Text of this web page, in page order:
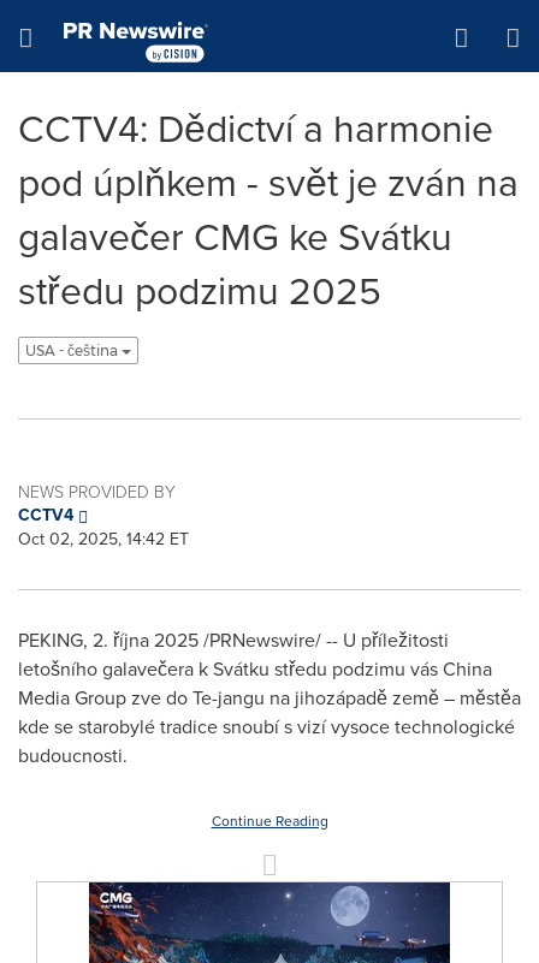
Hamburger menu
CCTV4: Dědictví a harmonie
pod úplňkem - svět je zván na
galavečer CMG ke Svátku
středu podzimu 2025
USA - čeština
NEWS PROVIDED BY
CCTV4
Oct 02, 2025, 14:42 ET
PEKING, 2. října 2025/PRNewswire/ -- U příležitosti
letošního galavečera k Svátku středu podzimu vás China
Media Group zve do Te-jangu na jihozápadě země – městěa
kde se starobylé tradice snoubí s vizí vysoce technologické
budoucnosti.
Continue Reading